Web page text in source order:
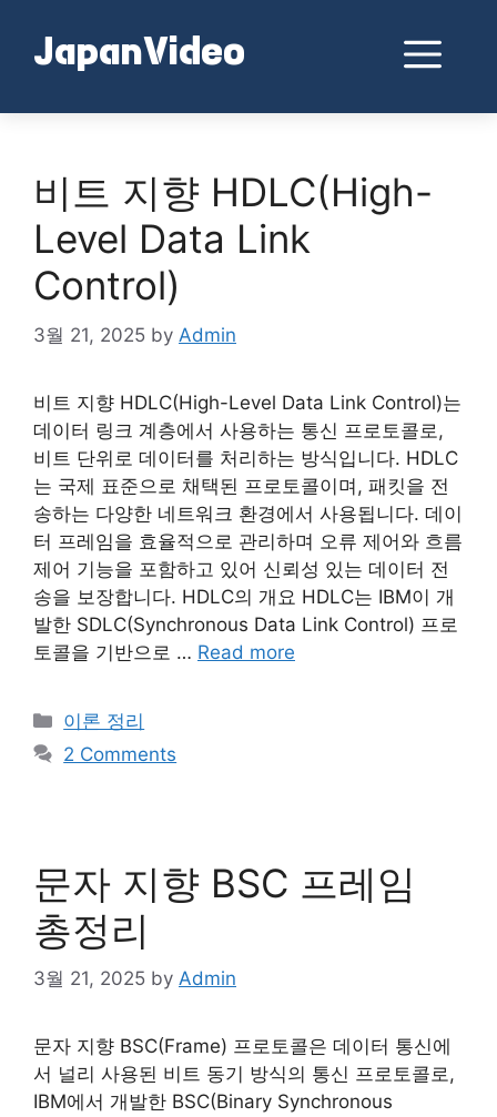
contentJapanVideo
비트 지향 HDLC(High-
Level Data Link
Control)
3월 21, 2025 by Admin
비트 지향 HDLC(High-Level Data Link Control)는
데이터 링크 계층에서 사용하는 통신 프로토콜로,
비트 단위로 데이터를 처리하는 방식입니다. HDLC
는 국제 표준으로 채택된 프로토콜이며, 패킷을 전
송하는 다양한 네트워크 환경에서 사용됩니다. 데이
터 프레임을 효율적으로 관리하며 오류 제어와 흐름
제어 기능을 포함하고 있어 신뢰성 있는 데이터 전
송을 보장합니다. HDLC의 개요 HDLC는 IBM이 개
발한 SDLC(Synchronous Data Link Control) 프로
토콜을 기반으로 … Read more
Categories
이론 정리
2 Comments
문자 지향 BSC 프레임
총정리
3월 21, 2025 by Admin
문자 지향 BSC(Frame) 프로토콜은 데이터 통신에
서 널리 사용된 비트 동기 방식의 통신 프로토콜로,
IBM에서 개발한 BSC(Binary Synchronous